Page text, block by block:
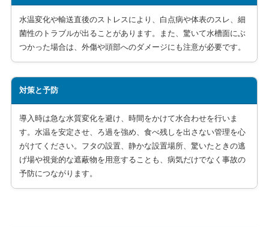
水温変化や輸送直後のストレスにより、白点病や体表のスレ、細
菌性のトラブルが出ることがあります。また、驚いて水槽面にぶ
つかった場合は、外傷や頭部へのダメージにも注意が必要です。
対策と予防
導入時は急な水質変化を避け、時間をかけて水合わせを行いま
す。水温を安定させ、ろ過を強め、食べ残しを出さない管理を心
がけてください。フタの設置、静かな設置場所、驚いたときの逃
げ場や視覚的な遮蔽物を用意することも、病気だけでなく事故の
予防につながります。